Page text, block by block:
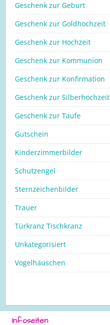
Geschenk zur Geburt
Geschenk zur Goldhochzeit
Geschenk zur Hochzeit
Geschenk zur Kommunion
Geschenk zur Konfirmation
Geschenk zur Silberhochzeit
Geschenk zur Taufe
Gutschein
Kinderzimmerbilder
Schutzengel
Sternzeichenbilder
Trauer
Türkranz Tischkranz
Unkategorisiert
Vogelhäuschen
Infoseiten